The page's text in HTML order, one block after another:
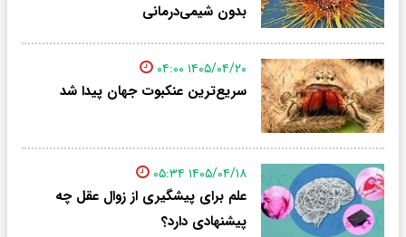
بدون شیمی‌درمانی
۱۴۰۵/۰۴/۲۰ ۰۴:۰۰
سریع‌ترین عنکبوت جهان پیدا شد
۱۴۰۵/۰۴/۱۸ ۰۵:۳۴
علم برای پیشگیری از زوال عقل چه
پیشنهادی دارد؟